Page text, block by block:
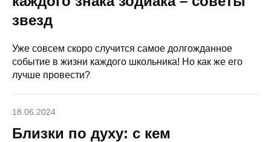
звезд
Уже совсем скоро случится самое долгожданное
событие в жизни каждого школьника! Но как же его
лучше провести?
18.06.2024
Близки по духу: с кем